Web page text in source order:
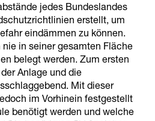
jedes Bundeslandes
erstellt, um
eindämmen zu können.
nie in seiner gesamten Fläche
belegt werden. Zum ersten
Anlage und die
Mit dieser
im Vorhinein festgestellt
benötigt werden und welche